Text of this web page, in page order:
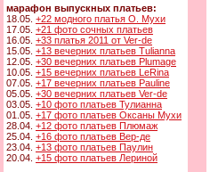
марафон выпускных платьев:
18.05. +22 модного платья О. Мухи
17.05. +21 фото сочных платьев
16.05. +33 платья 2011 от Ver-de
15.05. +13 вечерних платьев Tulianna
12.05. +30 вечерних платьев Plumage
10.05. +15 вечерних платьев LeRina
07.05. +17 вечерних платьев Pauline
05.05. +30 вечерних платьев Ver-de
03.05. +10 фото платьев Тулианна
01.05. +17 фото платьев Оксаны Мухи
28.04. +12 фото платьев Плюмаж
25.04. +16 фото платьев Вер-де
23.04. +13 фото платьев Паулин
20.04. +15 фото платьев Лериной